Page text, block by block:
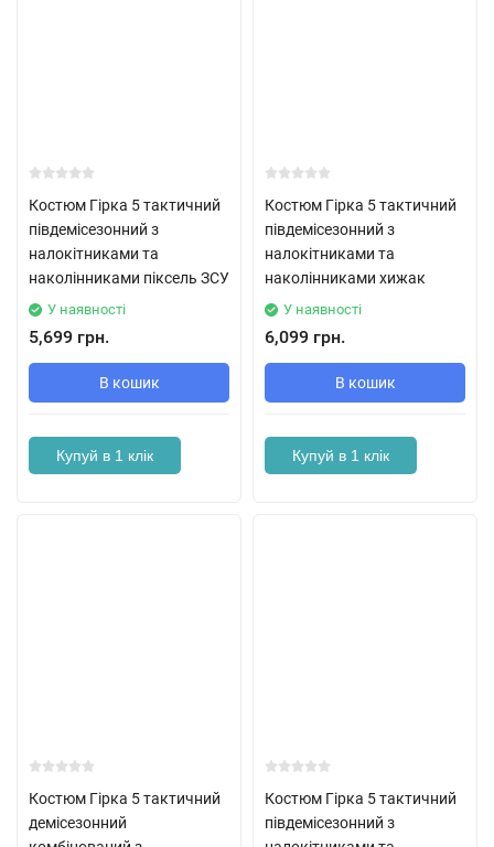
Костюм Гірка 5 тактичний
півдемісезонний з
налокітниками та
наколінниками піксель ЗСУ
У наявності
5,699 грн.
В кошик
Купуй в 1 клік
Костюм Гірка 5 тактичний
півдемісезонний з
налокітниками та
наколінниками хижак
У наявності
6,099 грн.
В кошик
Купуй в 1 клік
Костюм Гірка 5 тактичний
демісезонний
Костюм Гірка 5 тактичний
півдемісезонний з